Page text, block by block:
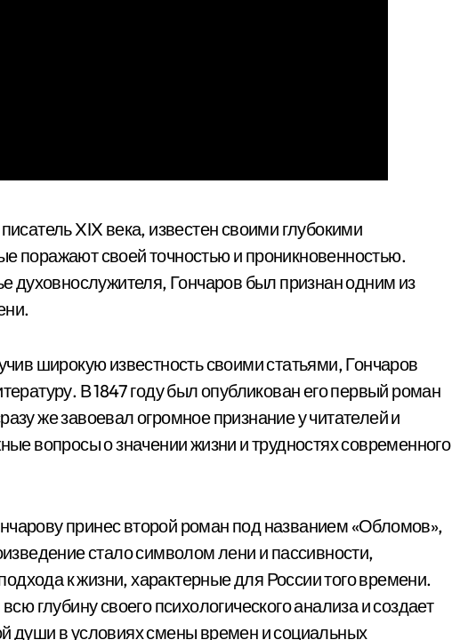
XIX века, известен своими глубокими
поражают своей точностью и проникновенностью.
духовнослужителя, Гончаров был признан одним из
широкую известность своими статьями, Гончаров
В 1847 году был опубликован его первый роман
же завоевал огромное признание у читателей и
вопросы о значении жизни и трудностях современного
принес второй роман под названием «Обломов»,
стало символом лени и пассивности,
к жизни, характерные для России того времени.
глубину своего психологического анализа и создает
души в условиях смены времен и социальных